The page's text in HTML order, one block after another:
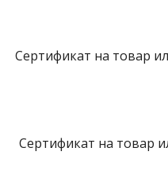
Сертификат на товар
Сертификат на товар